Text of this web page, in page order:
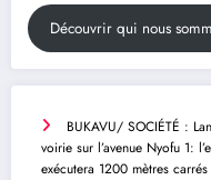
Découvrir qui nous
BUKAVU/ SOCIÉTÉ :
voirie sur l’avenue Nyofu 1:
exécutera 1200 mètres